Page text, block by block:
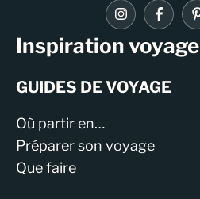
Inspiration voyage
GUIDES DE VOYAGE
Où partir en…
Préparer son voyage
Que faire